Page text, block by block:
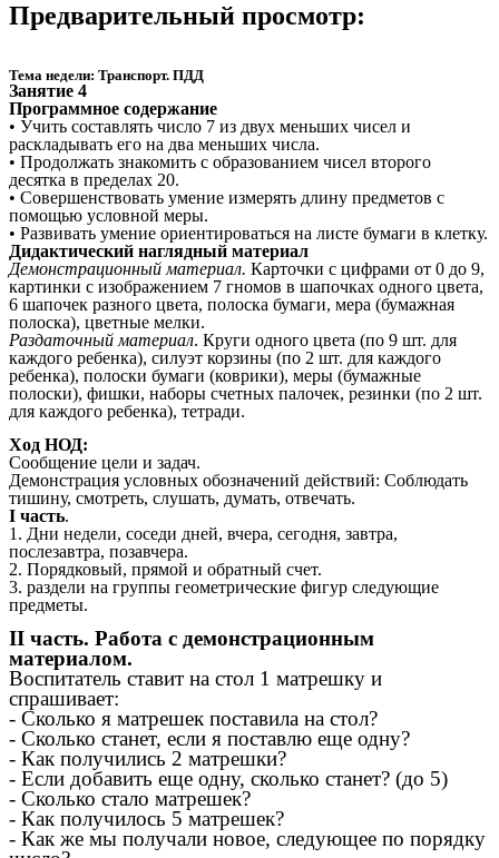
Предварительный просмотр:
Тема недели: Транспорт. ПДД
Занятие 4
Программное содержание
• Учить составлять число 7 из двух меньших чисел и
раскладывать его на два меньших числа.
• Продолжать знакомить с образованием чисел второго
десятка в пределах 20.
• Совершенствовать умение измерять длину предметов с
помощью условной меры.
• Развивать умение ориентироваться на листе бумаги в клетку.
Дидактический наглядный материал
Демонстрационный материал. Карточки с цифрами от 0 до 9,
картинки с изображением 7 гномов в шапочках одного цвета,
6 шапочек разного цвета, полоска бумаги, мера (бумажная
полоска), цветные мелки.
Раздаточный материал. Круги одного цвета (по 9 шт. для
каждого ребенка), силуэт корзины (по 2 шт. для каждого
ребенка), полоски бумаги (коврики), меры (бумажные
полоски), фишки, наборы счетных палочек, резинки (по 2 шт.
для каждого ребенка), тетради.
Ход НОД:
Сообщение цели и задач.
Демонстрация условных обозначений действий: Соблюдать
тишину, смотреть, слушать, думать, отвечать.
I часть.
1. Дни недели, соседи дней, вчера, сегодня, завтра,
послезавтра, позавчера.
2. Порядковый, прямой и обратный счет.
3. раздели на группы геометрические фигур следующие
предметы.
II часть. Работа с демонстрационным
материалом.
Воспитатель ставит на стол 1 матрешку и
спрашивает:
- Сколько я матрешек поставила на стол?
- Сколько станет, если я поставлю еще одну?
- Как получились 2 матрешки?
- Если добавить еще одну, сколько станет? (до 5)
- Сколько стало матрешек?
- Как получилось 5 матрешек?
- Как же мы получали новое, следующее по порядку